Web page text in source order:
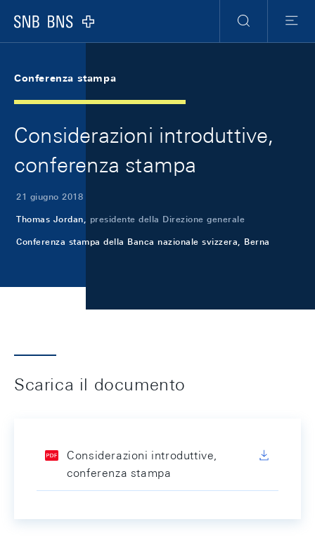
Logo
Ricerca
Menu
Conferenza stampa
Considerazioni introduttive,
conferenza stampa
21 giugno 2018
Thomas Jordan, presidente della Direzione generale
Conferenza stampa della Banca nazionale svizzera, Berna
Scarica il documento
Considerazioni introduttive,
conferenza stampa